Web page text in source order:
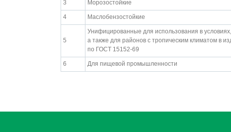
3 Морозостойкие
4 Маслобензостойкие
5
Унифицированные для использования в
а также для районов с тропическим климатом в
по ГОСТ 15152-69
6 Для пищевой промышленности